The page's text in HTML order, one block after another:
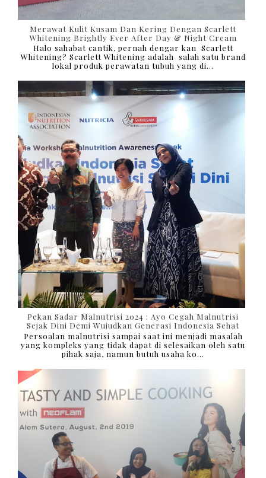
Merawat Kulit Kusam Dan Kering Dengan Scarlett
Whitening Brightly Ever After Day & Night Cream
Halo sahabat cantik, pernah dengar kan Scarlett
Whitening? Scarlett Whitening adalah salah satu brand
lokal produk perawatan tubuh yang di...
Pekan Sadar Malnutrisi 2024 : Ayo Cegah Malnutrisi
Sejak Dini Demi Wujudkan Generasi Indonesia Sehat
Persoalan malnutrisi sampai saat ini menjadi masalah
yang kompleks yang tidak dapat di selesaikan oleh satu
pihak saja, namun butuh usaha ko...